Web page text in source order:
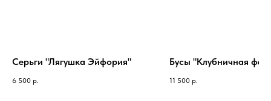
Серьги "Лягушка Эйфория"
6 500 р.
Бусы "Клубничная фея"
11 500 р.